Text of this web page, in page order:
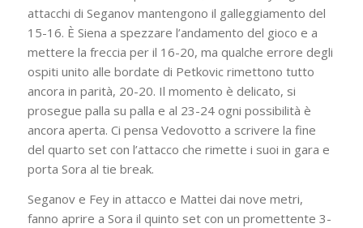
attacchi di Seganov mantengono il galleggiamento del
15-16. È Siena a spezzare l’andamento del gioco e a
mettere la freccia per il 16-20, ma qualche errore degli
ospiti unito alle bordate di Petkovic rimettono tutto
ancora in parità, 20-20. Il momento è delicato, si
prosegue palla su palla e al 23-24 ogni possibilità è
ancora aperta. Ci pensa Vedovotto a scrivere la fine
del quarto set con l’attacco che rimette i suoi in gara e
porta Sora al tie break.
Seganov e Fey in attacco e Mattei dai nove metri,
fanno aprire a Sora il quinto set con un promettente 3-